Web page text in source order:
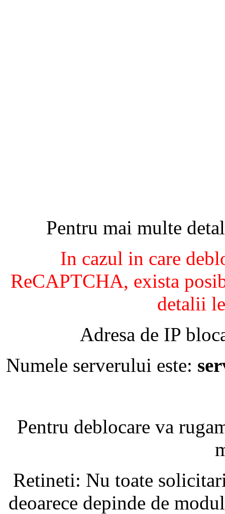
Pentru mai multe
In cazul in care
ReCAPTCHA, exista
detalii
Adresa de IP
Numele serverului este:
Pentru deblocare va
Retineti: Nu toate
deoarece depinde de